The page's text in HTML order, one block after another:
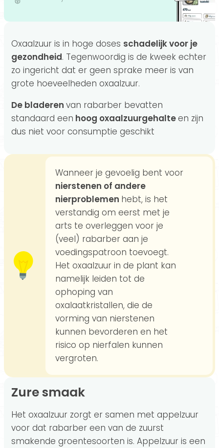
Oxaalzuur is in hoge doses schadelijk voor je
gezondheid. Tegenwoordig is de kweek echter
zo ingericht dat er geen sprake meer is van
grote hoeveelheden oxaalzuur.
De bladeren van rabarber bevatten
standaard een hoog oxaalzuurgehalteen zijn
dus niet voor consumptie geschikt
Wanneer je gevoelig bent voor
nierstenen of andere
nierproblemen hebt, is het
verstandig om eerst met je
arts te overleggen voor je
(veel) rabarber aan je
voedingspatroon toevoegt.
Het oxaalzuur in de plant kan
namelijk leiden tot de
ophoping van
oxalaatkristallen, die de
vorming van nierstenen
kunnen bevorderen en het
risico op nierfalen kunnen
vergroten.
Zure smaak
Het oxaalzuur zorgt er samen met appelzuur
voor dat rabarber een van de zuurst
smakende groentesoorten is. Appelzuur is een